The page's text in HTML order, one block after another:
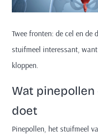
Twee fronten: de cel en de
stuifmeel interessant,
kloppen.
Wat
doet
Pinepollen, het stuifmeel